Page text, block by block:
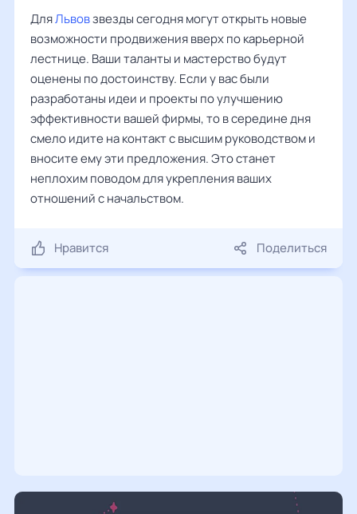
ДляЛьвовзвезды сегодня могут открыть новые
возможности продвижения вверх по карьерной
лестнице. Ваши таланты и мастерство будут
оценены по достоинству. Если у вас были
разработаны идеи и проекты по улучшению
эффективности вашей фирмы, то в середине дня
смело идите на контакт с высшим руководством и
вносите ему эти предложения. Это станет
неплохим поводом для укрепления ваших
отношений с начальством.
Нравится Поделиться